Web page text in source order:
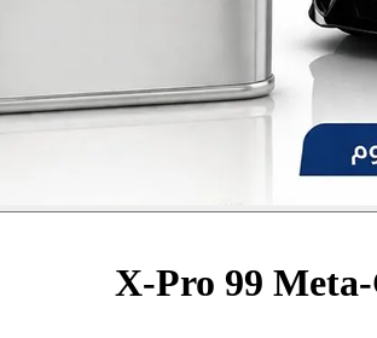
X-Pro 99